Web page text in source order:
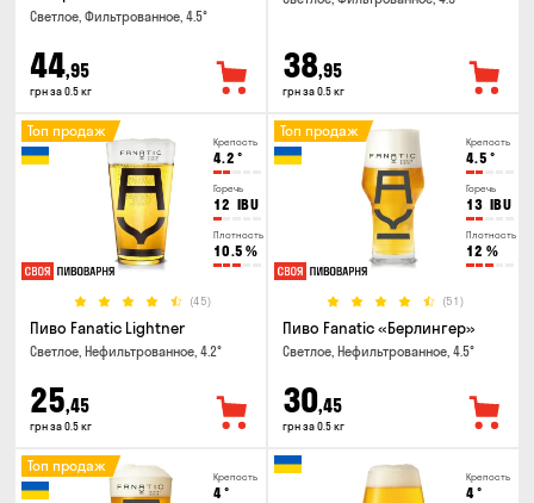
Светлое, Фильтрованное, 4.5°
44,95
грн за 0.5 кг
38,95
грн за 0.5 кг
Крепость
4.2 °
Горечь
12 IBU
Плотность
10.5 %
(45)
Топ продаж
Пиво Fanatic Lightner
Светлое, Нефильтрованное, 4.2°
25,45
грн за 0.5 кг
Крепость
4.5 °
Горечь
13 IBU
Плотность
12 %
(51)
Топ продаж
Пиво Fanatic «Берлингер»
Светлое, Нефильтрованное, 4.5°
30,45
грн за 0.5 кг
Крепость
4°
Топ продаж
Крепость
4°